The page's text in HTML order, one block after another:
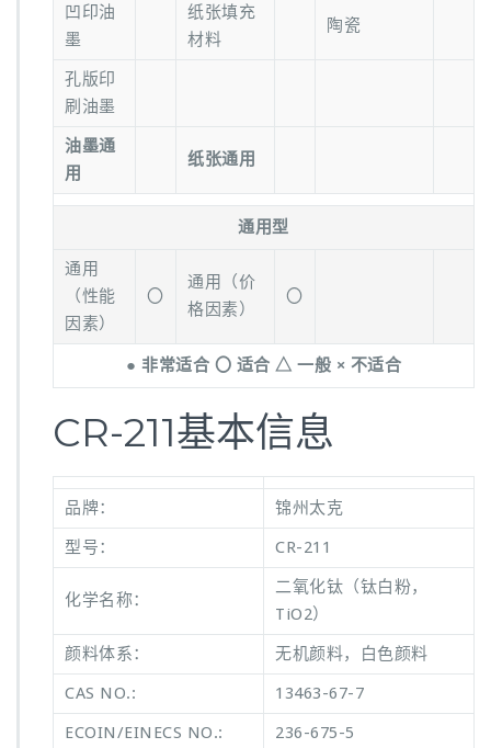
凹印油
墨
纸张填充
材料
陶瓷
孔版印
刷油墨
油墨通
用
纸张通用
通用型
通用
（性能
因素）
〇
通用（价
格因素）
〇
● 非常适合 〇 适合 △ 一般 × 不适合
CR-211基本信息
品牌：
锦州太克
型号：
CR-211
化学名称：
二氧化钛（钛白粉，
TiO2）
颜料体系：
无机颜料，白色颜料
CAS NO.:
13463-67-7
ECOIN/EINECS NO.:
236-675-5